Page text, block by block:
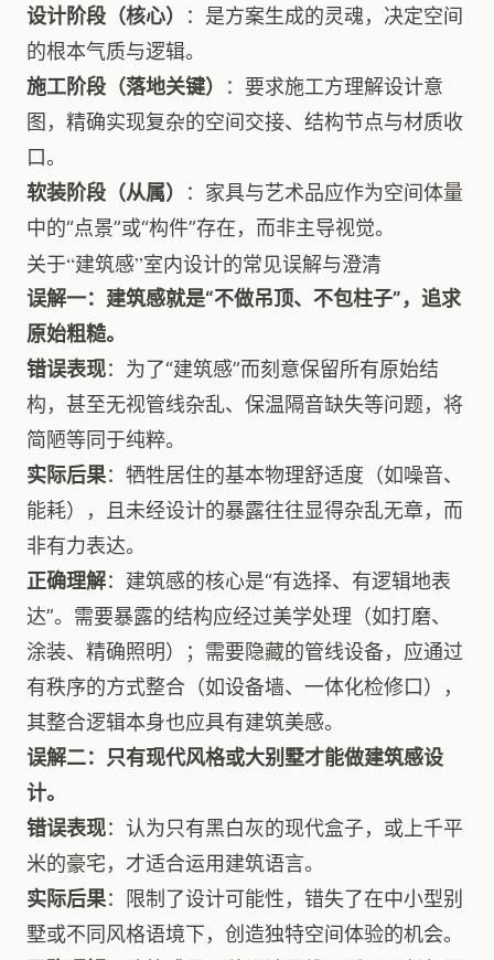
设计阶段（核心）
：是方案生成的灵魂，决定空间
的根本气质与逻辑。
施工阶段（落地关键）
：要求施工方理解设计意
图，精确实现复杂的空间交接、结构节点与材质收
口。
软装阶段（从属）
：家具与艺术品应作为空间体量
中的“点景”或“构件”存在，而非主导视觉。
关于“建筑感”室内设计的常见误解与澄清
误解一：建筑感就是“不做吊顶、不包柱子”，追求
原始粗糙。
错误表现：为了“建筑感”而刻意保留所有原始结
构，甚至无视管线杂乱、保温隔音缺失等问题，将
简陋等同于纯粹。
实际后果：牺牲居住的基本物理舒适度（如噪音、
能耗），且未经设计的暴露往往显得杂乱无章，而
非有力表达。
正确理解：建筑感的核心是“有选择、有逻辑地表
达”。需要暴露的结构应经过美学处理（如打磨、
涂装、精确照明）；需要隐藏的管线设备，应通过
有秩序的方式整合（如设备墙、一体化检修口），
其整合逻辑本身也应具有建筑美感。
误解二：只有现代风格或大别墅才能做建筑感设
计。
错误表现：认为只有黑白灰的现代盒子，或上千平
米的豪宅，才适合运用建筑语言。
实际后果：限制了设计可能性，错失了在中小型别
墅或不同风格语境下，创造独特空间体验的机会。